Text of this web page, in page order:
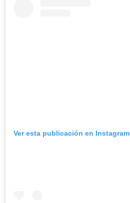
Ver esta publicación en Instagram